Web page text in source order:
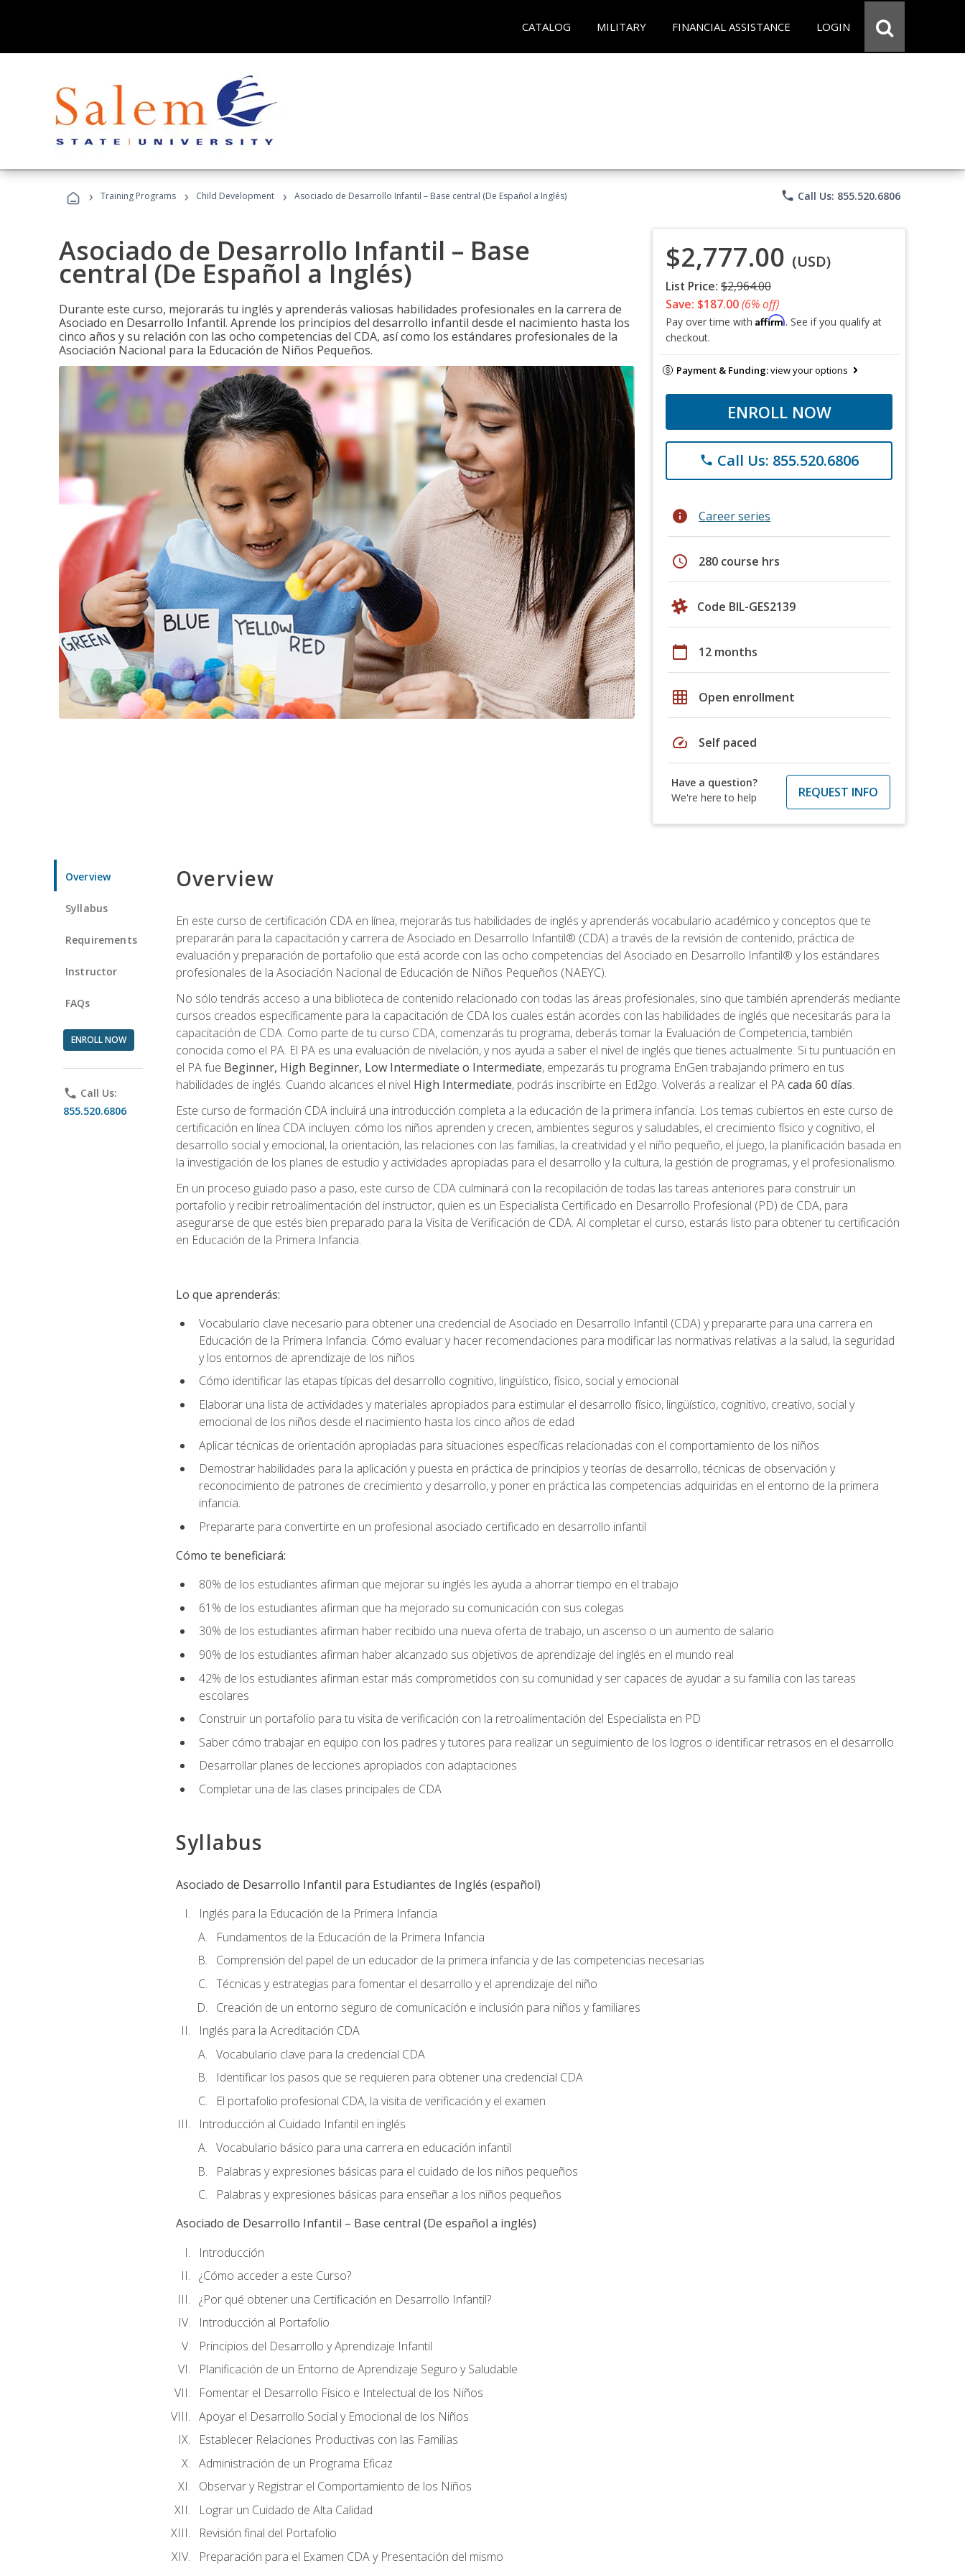
CATALOG MILITARY FINANCIAL ASSISTANCE LOGIN
› Training Programs › Child Development › Asociado de Desarrollo Infantil – Base central (De Español a Inglés) phone Call Us: 855.520.6806
Asociado de Desarrollo Infantil – Base
central (De Español a Inglés)
Durante este curso, mejorarás tu inglés y aprenderás valiosas habilidades profesionales en la carrera de
Asociado en Desarrollo Infantil. Aprende los principios del desarrollo infantil desde el nacimiento hasta los
cinco años y su relación con las ocho competencias del CDA, así como los estándares profesionales de la
Asociación Nacional para la Educación de Niños Pequeños.
$2,777.00 (USD)
List Price: $2,964.00
Save: $187.00(6% off)
Pay over time with Affirm. See if you qualify at
checkout.
Payment & Funding:view your options
ENROLL NOW
phone Call Us: 855.520.6806
info Career series
schedule 280 course hrs
Code BIL-GES2139
calendar_today 12 months
grid_on Open enrollment
speed Self paced
Have a question?
We're here to help
REQUEST INFO
Overview
Syllabus
Requirements
Instructor
FAQs
ENROLL NOW
phone Call Us:
855.520.6806
Overview
En este curso de certificación CDA en línea, mejorarás tus habilidades de inglés y aprenderás vocabulario académico y conceptos que te
prepararán para la capacitación y carrera de Asociado en Desarrollo Infantil® (CDA) a través de la revisión de contenido, práctica de
evaluación y preparación de portafolio que está acorde con las ocho competencias del Asociado en Desarrollo Infantil® y los estándares
profesionales de la Asociación Nacional de Educación de Niños Pequeños (NAEYC).
No sólo tendrás acceso a una biblioteca de contenido relacionado con todas las áreas profesionales, sino que también aprenderás mediante
cursos creados específicamente para la capacitación de CDA los cuales están acordes con las habilidades de inglés que necesitarás para la
capacitación de CDA. Como parte de tu curso CDA, comenzarás tu programa, deberás tomar la Evaluación de Competencia, también
conocida como el PA. El PA es una evaluación de nivelación, y nos ayuda a saber el nivel de inglés que tienes actualmente. Si tu puntuación en
el PA fue Beginner, High Beginner, Low Intermediate o Intermediate, empezarás tu programa EnGen trabajando primero en tus
habilidades de inglés. Cuando alcances el nivel High Intermediate, podrás inscribirte en Ed2go. Volverás a realizar el PAcada 60 días.
Este curso de formación CDA incluirá una introducción completa a la educación de la primera infancia. Los temas cubiertos en este curso de
certificación en línea CDA incluyen: cómo los niños aprenden y crecen, ambientes seguros y saludables, el crecimiento físico y cognitivo, el
desarrollo social y emocional, la orientación, las relaciones con las familias, la creatividad y el niño pequeño, el juego, la planificación basada en
la investigación de los planes de estudio y actividades apropiadas para el desarrollo y la cultura, la gestión de programas, y el profesionalismo.
En un proceso guiado paso a paso, este curso de CDA culminará con la recopilación de todas las tareas anteriores para construir un
portafolio y recibir retroalimentación del instructor, quien es un Especialista Certificado en Desarrollo Profesional (PD) de CDA, para
asegurarse de que estés bien preparado para la Visita de Verificación de CDA. Al completar el curso, estarás listo para obtener tu certificación
en Educación de la Primera Infancia.
Lo que aprenderás:
Vocabulario clave necesario para obtener una credencial de Asociado en Desarrollo Infantil (CDA) y prepararte para una carrera en
Educación de la Primera Infancia. Cómo evaluar y hacer recomendaciones para modificar las normativas relativas a la salud, la seguridad
y los entornos de aprendizaje de los niños
Cómo identificar las etapas típicas del desarrollo cognitivo, lingüístico, físico, social y emocional
Elaborar una lista de actividades y materiales apropiados para estimular el desarrollo físico, lingüístico, cognitivo, creativo, social y
emocional de los niños desde el nacimiento hasta los cinco años de edad
Aplicar técnicas de orientación apropiadas para situaciones específicas relacionadas con el comportamiento de los niños
Demostrar habilidades para la aplicación y puesta en práctica de principios y teorías de desarrollo, técnicas de observación y
reconocimiento de patrones de crecimiento y desarrollo, y poner en práctica las competencias adquiridas en el entorno de la primera
infancia.
Prepararte para convertirte en un profesional asociado certificado en desarrollo infantil
Cómo te beneficiará:
80% de los estudiantes afirman que mejorar su inglés les ayuda a ahorrar tiempo en el trabajo
61% de los estudiantes afirman que ha mejorado su comunicación con sus colegas
30% de los estudiantes afirman haber recibido una nueva oferta de trabajo, un ascenso o un aumento de salario
90% de los estudiantes afirman haber alcanzado sus objetivos de aprendizaje del inglés en el mundo real
42% de los estudiantes afirman estar más comprometidos con su comunidad y ser capaces de ayudar a su familia con las tareas
escolares
Construir un portafolio para tu visita de verificación con la retroalimentación del Especialista en PD
Saber cómo trabajar en equipo con los padres y tutores para realizar un seguimiento de los logros o identificar retrasos en el desarrollo.
Desarrollar planes de lecciones apropiados con adaptaciones
Completar una de las clases principales de CDA
Syllabus
Asociado de Desarrollo Infantil para Estudiantes de Inglés (español)
Inglés para la Educación de la Primera Infancia
Fundamentos de la Educación de la Primera Infancia
Comprensión del papel de un educador de la primera infancia y de las competencias necesarias
Técnicas y estrategias para fomentar el desarrollo y el aprendizaje del niño
Creación de un entorno seguro de comunicación e inclusión para niños y familiares
Inglés para la Acreditación CDA
Vocabulario clave para la credencial CDA
Identificar los pasos que se requieren para obtener una credencial CDA
El portafolio profesional CDA, la visita de verificación y el examen
Introducción al Cuidado Infantil en inglés
Vocabulario básico para una carrera en educación infantil
Palabras y expresiones básicas para el cuidado de los niños pequeños
Palabras y expresiones básicas para enseñar a los niños pequeños
Asociado de Desarrollo Infantil – Base central (De español a inglés)
Introducción
¿Cómo acceder a este Curso?
¿Por qué obtener una Certificación en Desarrollo Infantil?
Introducción al Portafolio
Principios del Desarrollo y Aprendizaje Infantil
Planificación de un Entorno de Aprendizaje Seguro y Saludable
Fomentar el Desarrollo Físico e Intelectual de los Niños
Apoyar el Desarrollo Social y Emocional de los Niños
Establecer Relaciones Productivas con las Familias
Administración de un Programa Eficaz
Observar y Registrar el Comportamiento de los Niños
Lograr un Cuidado de Alta Calidad
Revisión final del Portafolio
Preparación para el Examen CDA y Presentación del mismo